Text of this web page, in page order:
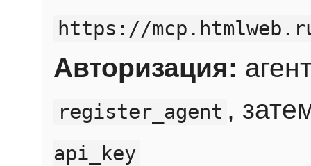
https://
Авторизация:
register_agent ,
api_key